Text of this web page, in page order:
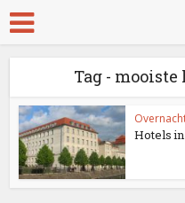
Tag -
Hotels